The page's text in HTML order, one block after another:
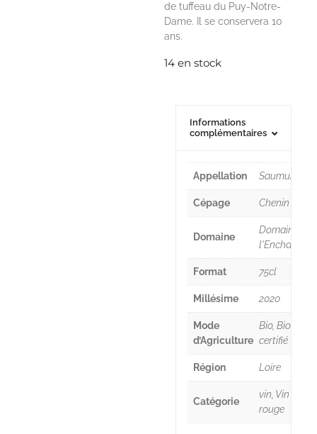
de tuffeau du Puy-Notre-
Dame. Il se conservera 10
ans.
14 en stock
Informations
complémentaires
Appellation Saumur
Cépage Chenin
Domaine
Domaine de
l'Enchantoir
Format 75cl
Millésime 2020
Mode
d’Agriculture
Bio, Bio
certifié
Région Loire
Catégorie
vin, Vin
rouge